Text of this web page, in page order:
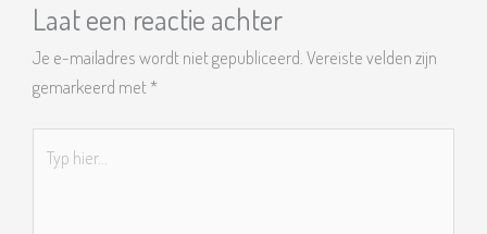
Laat een reactie achter
Je e-mailadres wordt niet gepubliceerd. Vereiste velden zijn
gemarkeerd met*
hier...